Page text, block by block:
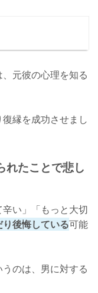
元彼の心理を知る
縁を成功させまし
れたことで悲し
い」「もっと大切
後悔している可能
のは、男に対する